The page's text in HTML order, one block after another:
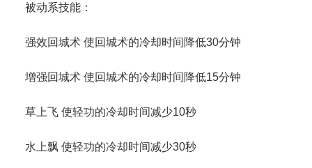
被动系技能：
强效回城术 使回城术的冷却时间降低30分钟
增强回城术 使回城术的冷却时间降低15分钟
草上飞 使轻功的冷却时间减少10秒
水上飘 使轻功的冷却时间减少30秒